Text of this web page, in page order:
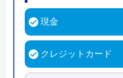
現金
クレジットカード